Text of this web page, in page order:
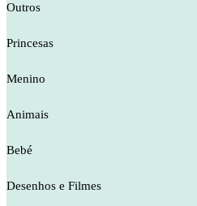
Outros
Princesas
Menino
Animais
Bebé
Desenhos e Filmes